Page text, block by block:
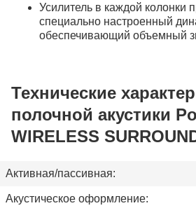
Усилитель в каждой колонки
специально настроенный
обеспечивающий объемный
Технические
полочной акустики
WIRELESS
Активная/пассивная:
Акустическое оформление: